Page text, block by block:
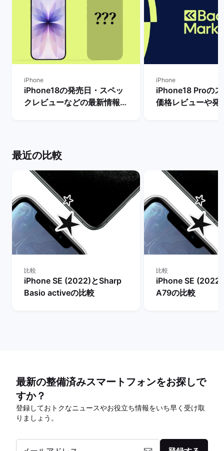
iPhone
iPhone18の発売日・スペッ
クレビューなどの最新情報ま
iPhone
iPhone18 Proの
価格レビューや発
最近の比較
比較
iPhone SE (2022)とSharp
Basio activeの比較
比較
iPhone SE
A79の比較
最新の整備済みスマートフォンをお探しで
すか？
登録しておトクなニュースやお役立ち情報をいち早く受け取
りましょう。